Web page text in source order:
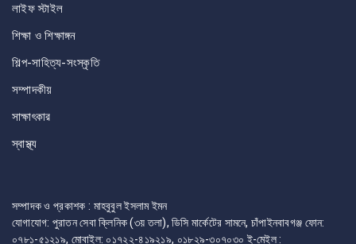
লাইফ স্টাইল
শিক্ষা ও শিক্ষাঙ্গন
শিল্প-সাহিত্য-সংস্কৃতি
সম্পাদকীয়
সাক্ষাৎকার
স্বাস্থ্য
সম্পাদক ও প্রকাশক : মাহবুবুল ইসলাম ইমন
যোগাযোগ: পুরাতন সেবা ক্লিনিক (৩য় তলা), ডিসি মার্কেটের সামনে, চাঁপাইনবাবগঞ্জ ফোন:
০৭৮১-৫১২১৯, মোবাইল: ০১৭২২-৪১৯২১৯, ০১৮২৯-৩০৭০৩০ ই-মেইল :